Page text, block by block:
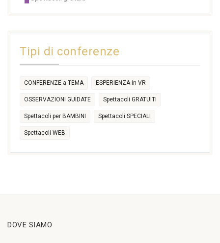
17:30
Tipi di conferenze
CONFERENZE a TEMA ESPERIENZA in VR
OSSERVAZIONI GUIDATE Spettacoli GRATUITI
Spettacoli per BAMBINI Spettacoli SPECIALI
Spettacoli WEB
DOVE SIAMO